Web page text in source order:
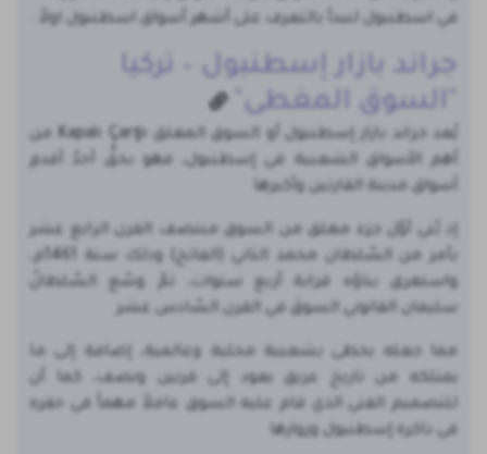
في اسطنبول لنبدأ بالتعرف على أشهر أسواق اسطنبول اولاً :
جراند بازار إسطنبول – تركيا
"السوق المغطى"
يُعد جراند بازار إسطنبول أو السوق المغلق Kapalı Çarşı من
أهم الأسواق الشعبية في إسطنبول، فهو بحقٍّ أحدُ أقدمِ
أسواق مدينة القارتين وأكبرها
إذ بُني أوّل جزء مغلق من السوق منتصف القرن الرابع عشر
بأمر من السّلطان محمد الثاني (الفاتح) وذلك سنة 1461م،
واستغرق بناؤه قرابة أربع سنوات، ثمّ وسّع السّلطانُ
سليمان القانوني السوقَ في القرن السّادس عشر
مما جعله يحظى بشعبية محلية وعالمية، إضافة إلى ما
يمتلكه من تاريخ عريق يعود إلى قرنين ونصف، كما أن
للتصميم الفني الذي قام عليه السوق عاملاً مهماً في حفره
في ذاكرة إسطنبول وزوارها